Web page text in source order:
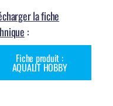
la fiche
:
Fiche produit :
AQUALIT HOBBY